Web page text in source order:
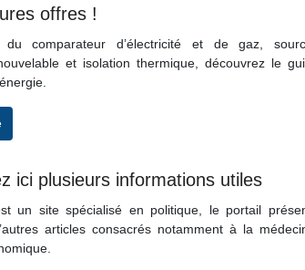
offres !
du comparateur d’électricité et de gaz,
et isolation thermique, découvrez le
ici plusieurs informations utiles
un site spécialisé en politique, le portail
articles consacrés notamment à la